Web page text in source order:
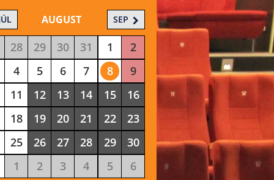
AUGUST SEP
28 29 30 31 1
2
4 5 6 7 8
9
11 12 13 14 15
16
18 19 20 21 22
23
25 26 27 28 29
30
1 2 3 4 5 6